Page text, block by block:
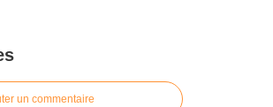
un commentaire